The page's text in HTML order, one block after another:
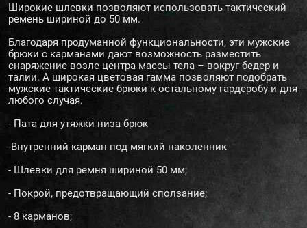
Широкие шлевки позволяют использовать тактический
ремень шириной до 50 мм.
Благодаря продуманной функциональности, эти мужские
брюки с карманами дают возможность разместить
снаряжение возле центра массы тела – вокруг бедер и
талии. А широкая цветовая гамма позволяют подобрать
мужские тактические брюки к остальному гардеробу и для
любого случая.
- Пата для утяжки низа брюк
-Внутренний карман под мягкий наколенник
- Шлевки для ремня шириной 50 мм;
- Покрой, предотвращающий сползание;
- 8 карманов;